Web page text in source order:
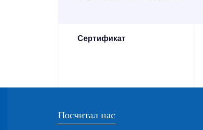
Сертификат
Посчитал нас